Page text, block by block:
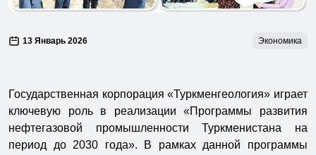
13 Январь 2026 Экономика
Государственная корпорация «Туркменгеология» играет
ключевую роль в реализации «Программы развития
нефтегазовой промышленности Туркменистана на
период до 2030 года». В рамках данной программы